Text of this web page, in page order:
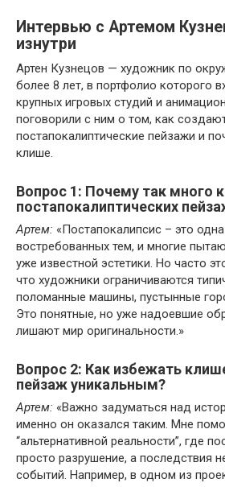
Интервью с Артемом
изнутри
Артен Кузнецов — художник по
более 8 лет, в портфолио которого
крупных игровых студий и
поговорили с ним о том, как
постапокалиптические пейзажи и
клише.
Вопрос 1: Почему так много
постапокалиптических
Артем: «Постапокалипсис – это
востребованных тем, и многие
уже известной эстетики. Но часто
что художники ограничиваются
поломанные машины, пустынные
Это понятные, но уже надоевшие
лишают мир оригинальности.»
Вопрос 2: Как избежать
пейзаж уникальным?
Артем: «Важно задуматься над
именно он оказался таким. Мне
“альтернативной реальности”, где
просто разрушение, а последствия
событий. Например, в одном из